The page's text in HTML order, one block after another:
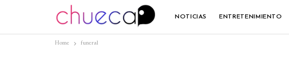
NOTICIAS ENTRETENIMIENTO
Home funeral